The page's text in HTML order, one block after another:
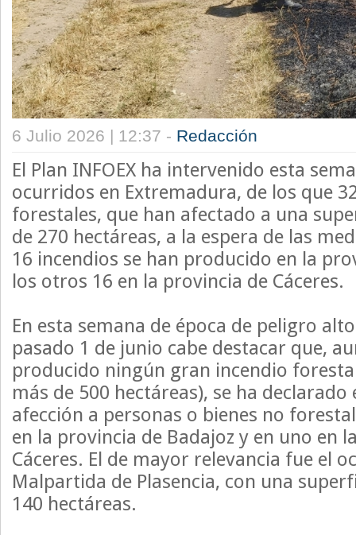
6 Julio 2026 | 12:37 - Redacción
El Plan INFOEX ha intervenido esta
ocurridos en Extremadura, de los que
forestales, que han afectado a una
de 270 hectáreas, a la espera de las
16 incendios se han producido en la
los otros 16 en la provincia de Cáceres.
En esta semana de época de peligro
pasado 1 de junio cabe destacar que,
producido ningún gran incendio
más de 500 hectáreas), se ha
afección a personas o bienes no
en la provincia de Badajoz y en uno en
Cáceres. El de mayor relevancia fue el
Malpartida de Plasencia, con una
140 hectáreas.